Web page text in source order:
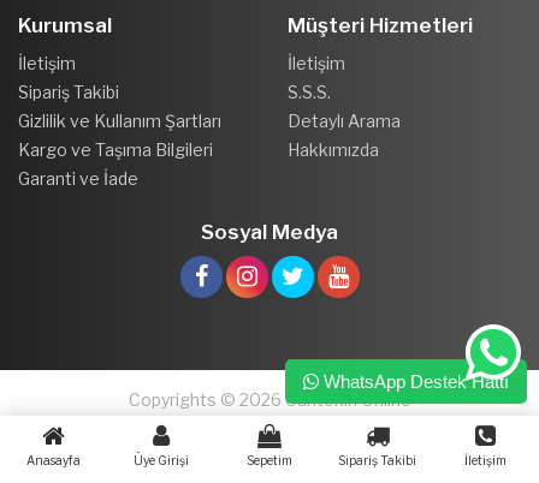
Kurumsal
İletişim
Sipariş Takibi
Gizlilik ve Kullanım Şartları
Kargo ve Taşıma Bilgileri
Garanti ve İade
Müşteri Hizmetleri
İletişim
S.S.S.
Detaylı Arama
Hakkımızda
Sosyal Medya
Copyrights © 2026 Cantekin Online
Anasayfa Üye Girişi Sepetim Sipariş Takibi İletişim
WhatsApp Destek Hattı